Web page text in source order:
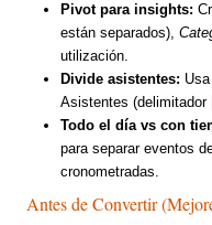
Pivot para insights:
están separados),
utilización.
Divide asistentes: Usa
Asistentes (delimitador
Todo el día vs con
para separar eventos
cronometradas.
Antes de Convertir